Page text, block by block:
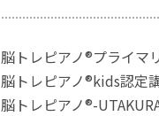
脳トレピアノ®︎プライマ
脳トレピアノ®︎kids認定
脳トレピアノ®︎-